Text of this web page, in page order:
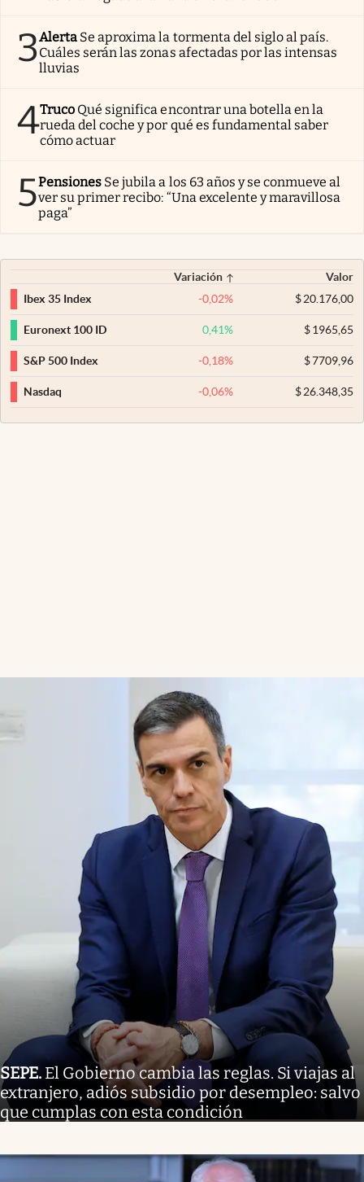
3Alerta Se aproxima la tormenta del siglo al país.
Cuáles serán las zonas afectadas por las intensas
lluvias
4Truco Qué significa encontrar una botella en la
rueda del coche y por qué es fundamental saber
cómo actuar
5Pensiones Se jubila a los 63 años y se conmueve al
ver su primer recibo: “Una excelente y maravillosa
paga”
Variación
Valor
Ibex 35 Index
-0,02% $20.176,00
Euronext 100 ID 0,41% $1965,65
S&P 500 Index -0,18% $7709,96
Nasdaq -0,06% $26.348,35
SEPE. El Gobierno cambia las reglas. Si viajas al
extranjero, adiós subsidio por desempleo: salvo
que cumplas con esta condición